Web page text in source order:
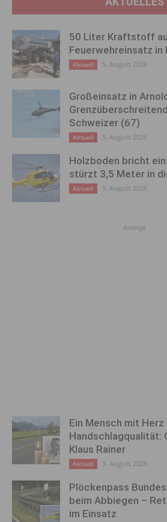
50 Liter Kraftstoff
Feuerwehreinsatz
Aktuell 5. August 2026
Großeinsatz in
Schweizer (67)
Aktuell 5. August 2026
Holzboden bricht
stürzt 3,5 Meter in
Aktuell 5. August 2026
Anzeige
Ein Mensch mit Herz
Handschlagqualität:
Klaus Rainer
Aktuell 3. August 2026
Plöckenpass
beim Abbiegen –
im Einsatz